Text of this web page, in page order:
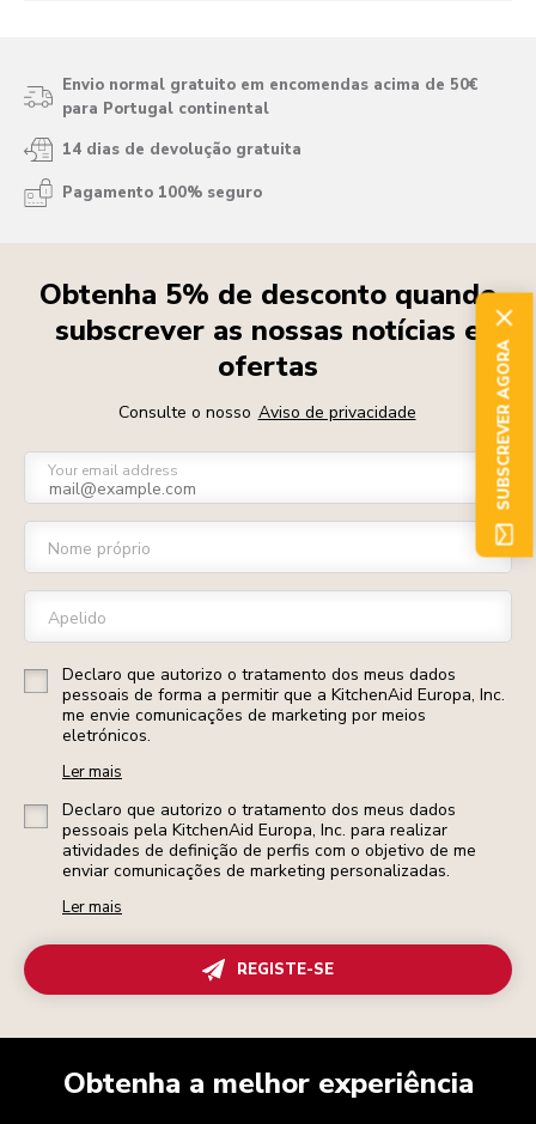
Envio normal gratuito em encomendas acima de 50€
para Portugal continental
14 dias de devolução gratuita
Pagamento 100% seguro
Obtenha 5% de desconto quando
subscrever as nossas notícias e
ofertas
Consulte o nosso Aviso de privacidade
Your email address
Nome próprio
Apelido
Declaro que autorizo o tratamento dos meus dados
pessoais de forma a permitir que a KitchenAid Europa, Inc.
me envie comunicações de marketing por meios
eletrónicos.
Ler mais
Declaro que autorizo o tratamento dos meus dados
pessoais pela KitchenAid Europa, Inc. para realizar
atividades de definição de perfis com o objetivo de me
enviar comunicações de marketing personalizadas.
Ler mais
REGISTE-SE
Obtenha a melhor experiência
SUBSCREVER AGORA